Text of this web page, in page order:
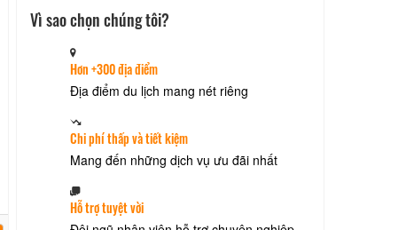
Vì sao chọn chúng tôi?
Hơn +300 địa điểm
Địa điểm du lịch mang nét riêng
Chi phí thấp và tiết kiệm
Mang đến những dịch vụ ưu đãi nhất
Hỗ trợ tuyệt vời